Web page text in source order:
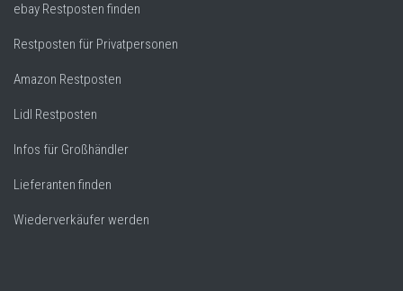
ebay Restposten finden
Restposten für Privatpersonen
Amazon Restposten
Lidl Restposten
Infos für Großhändler
Lieferanten finden
Wiederverkäufer werden